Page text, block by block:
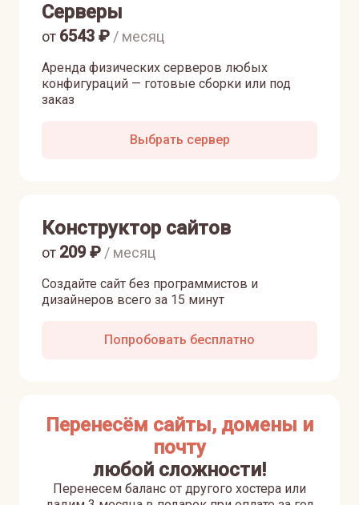
Серверы
Аренда физических серверов любых
конфигураций — готовые сборки или под
заказ
от 6543 ₽ / месяц
Выбрать сервер
Конструктор сайтов
Создайте сайт без программистов и
дизайнеров всего за 15 минут
от 209₽ / месяц
Попробовать бесплатно
Перенесём сайты, домены и
почту
любой сложности!
Перенесем баланс от другого хостера или